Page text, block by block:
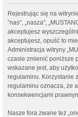
Rejestrując się na
”nas”, „nasza”,
akceptujesz
akceptujesz, opuść to
Administracja witryny
czasie zmienić poniższe
wskazane jest, aby
regulaminu. Korzystanie
regulaminu oznacza, że
konsekwencjami
Nasze fora zwane też